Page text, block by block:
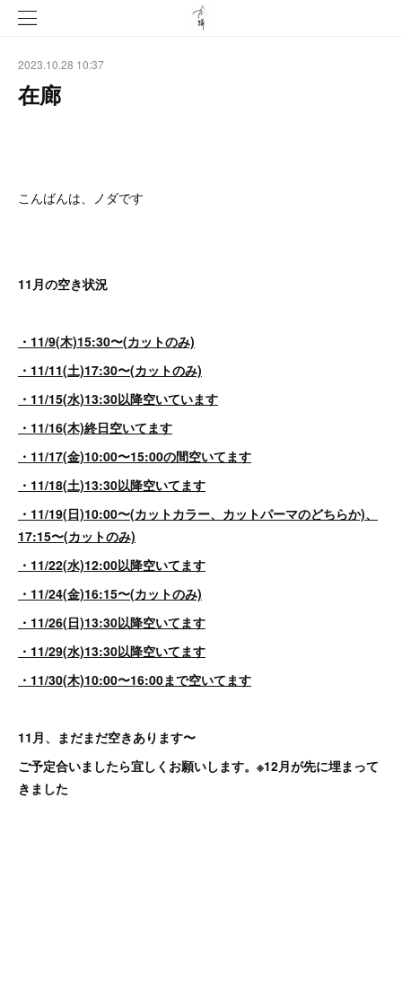
2023.10.28 10:37
在廊
こんばんは、ノダです
11月の空き状況
・11/9(木)15:30〜(カットのみ)
・11/11(土)17:30〜(カットのみ)
・11/15(水)13:30以降空いています
・11/16(木)終日空いてます
・11/17(金)10:00〜15:00の間空いてます
・11/18(土)13:30以降空いてます
・11/19(日)10:00〜(カットカラー、カットパーマのどちらか)、
17:15〜(カットのみ)
・11/22(水)12:00以降空いてます
・11/24(金)16:15〜(カットのみ)
・11/26(日)13:30以降空いてます
・11/29(水)13:30以降空いてます
・11/30(木)10:00〜16:00まで空いてます
11月、まだまだ空きあります〜
ご予定合いましたら宜しくお願いします。※12月が先に埋まって
きました